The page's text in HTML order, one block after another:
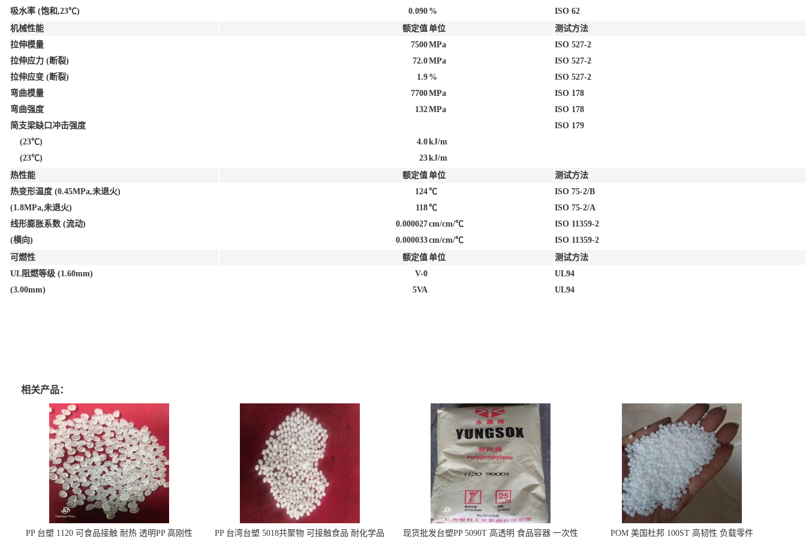
吸水率 (饱和,23℃)
0.090 %
ISO 62
机械性能
额定值单位
测试方法
拉伸模量
7500MPa
ISO 527-2
拉伸应力 (断裂)
72.0MPa
ISO 527-2
拉伸应变 (断裂)
1.9 %
ISO 527-2
弯曲模量
7700MPa
ISO 178
弯曲强度
132MPa
ISO 178
简支梁缺口冲击强度
ISO 179
(23℃)
4.0kJ/m
(23℃)
23kJ/m
热性能
额定值单位
测试方法
热变形温度 (0.45MPa,未退火)
124℃
ISO 75-2/B
(1.8MPa,未退火)
118℃
ISO 75-2/A
线形膨胀系数 (流动)
0.000027cm/cm/℃
ISO 11359-2
(横向)
0.000033cm/cm/℃
ISO 11359-2
可燃性
额定值单位
测试方法
UL阻燃等级 (1.60mm)
V-0
UL94
(3.00mm)
5VA UL94
相关产品：
PP 台塑 1120 可食品接触 耐热 透明PP 高刚性 PP 台湾台塑 5018共聚物 可接触食品 耐化学品 现货批发台塑PP 5090T 高透明 食品容器 一次性 POM 美国杜邦 100ST 高韧性 负载零件